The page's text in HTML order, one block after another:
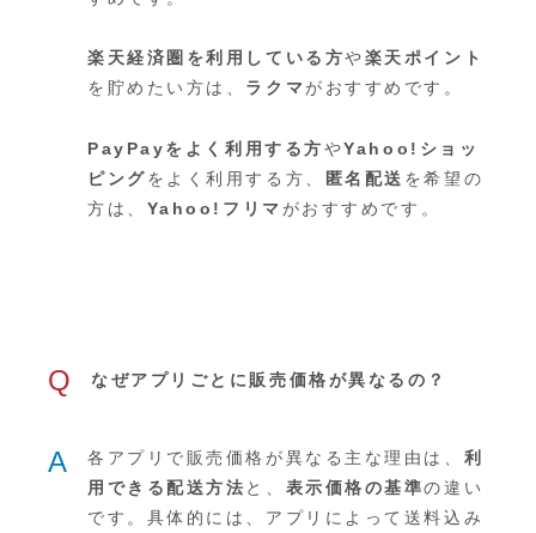
楽天経済圏を利用している方や楽天ポイント
を貯めたい方は、 ラクマ がおすすめです。
PayPayをよく利用する方やYahoo!ショッ
ピングをよく利用する方、 匿名配送 を希望の
方は、 Yahoo!フリマ がおすすめです。
Q なぜアプリごとに販売価格が異なるの？
A 各アプリで販売価格が異なる主な理由は、 利
用できる配送方法 と、 表示価格の基準の違い
です。具体的には、アプリによって送料込み